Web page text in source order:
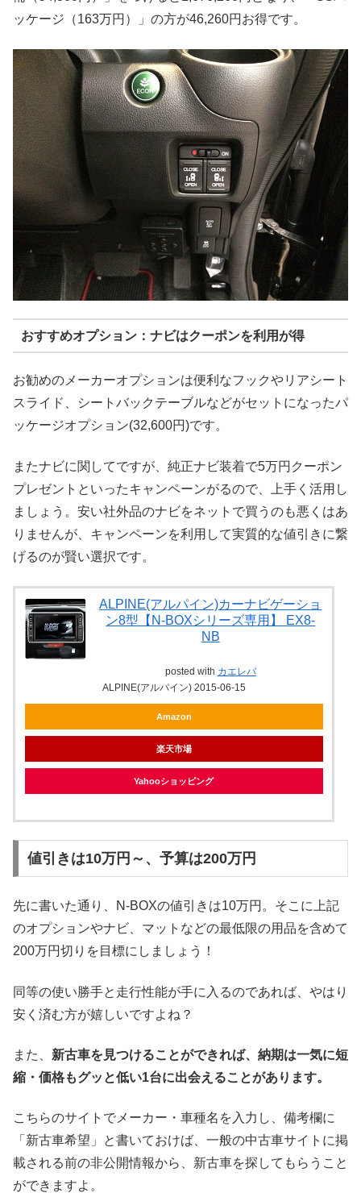
ッケージ（163万円）」の方が46,260円お得です。
おすすめオプション：ナビはクーポンを利用が得
お勧めのメーカーオプションは便利なフックやリアシート
スライド、シートバックテーブルなどがセットになったパ
ッケージオプション(32,600円)です。
またナビに関してですが、純正ナビ装着で5万円クーポン
プレゼントといったキャンペーンがるので、上手く活用し
ましょう。安い社外品のナビをネットで買うのも悪くはあ
りませんが、キャンペーンを利用して実質的な値引きに繋
げるのが賢い選択です。
ALPINE(アルパイン)カーナビゲーショ
ン8型【N-BOXシリーズ専用】 EX8-
NB
posted with カエレバ
ALPINE(アルパイン) 2015-06-15
Amazon
楽天市場
Yahooショッピング
値引きは10万円～、予算は200万円
先に書いた通り、N-BOXの値引きは10万円。そこに上記
のオプションやナビ、マットなどの最低限の用品を含めて
200万円切りを目標にしましょう！
同等の使い勝手と走行性能が手に入るのであれば、やはり
安く済む方が嬉しいですよね？
また、 新古車を見つけることができれば、納期は一気に短
縮・価格もグッと低い1台に出会えることがあります。
こちらのサイトでメーカー・車種名を入力し、備考欄に
「新古車希望」と書いておけば、一般の中古車サイトに掲
載される前の非公開情報から、新古車を探してもらうこと
ができますよ。